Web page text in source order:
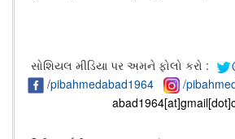
સોશિયલ મીડિયા પર અમને ફોલો કરો :
/pibahmedabad1964 /